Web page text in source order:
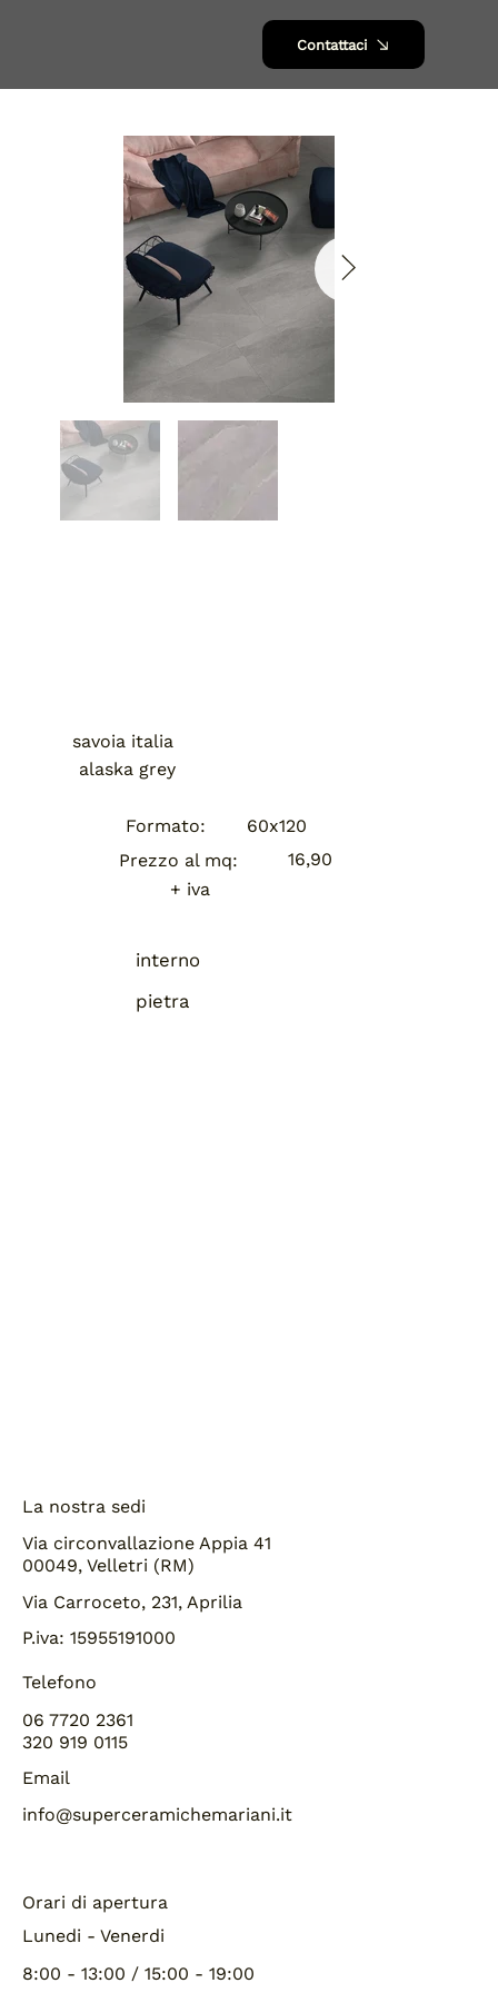
Contattaci
savoia italia
alaska grey
Formato:
60x120
Prezzo al mq:
16,90
+ iva
interno
pietra
La nostra sedi
Via circonvallazione Appia 41
00049, Velletri (RM)
Via Carroceto, 231, Aprilia
P.iva: 15955191000
Telefono
06 7720 2361
320 919 0115
Email
info@superceramichemariani.it
Orari di apertura
Lunedi - Venerdi
8:00 - 13:00 / 15:00 - 19:00